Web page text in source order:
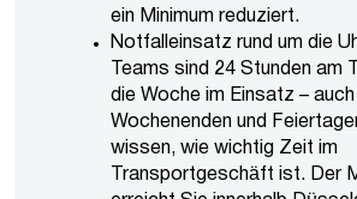
ein Minimum reduziert.
Notfalleinsatz rund um die
Teams sind 24 Stunden am
die Woche im Einsatz – auch
Wochenenden und
wissen, wie wichtig Zeit im
Transportgeschäft ist. Der